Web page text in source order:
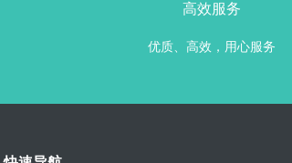
高效服务
优质、高效，用心服务